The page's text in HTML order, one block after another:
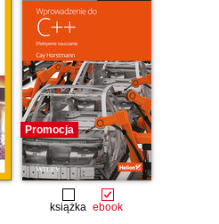
Promocja
książka ebook